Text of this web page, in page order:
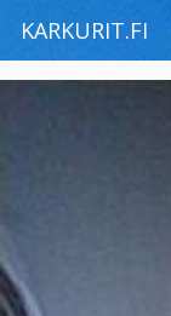
KARKURIT.FI